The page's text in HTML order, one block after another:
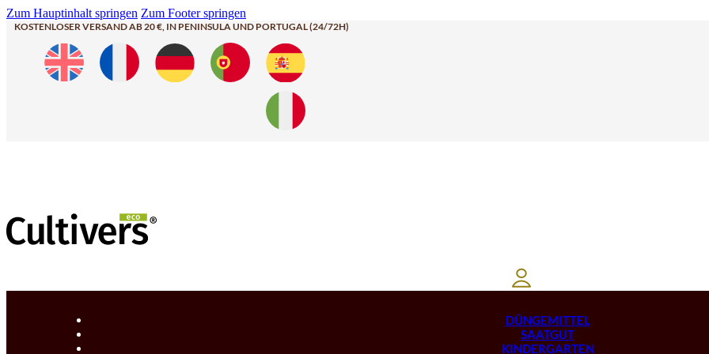
Zum Hauptinhalt springen Zum Footer springen
KOSTENLOSER VERSAND AB 20 €, IN PENINSULA UND PORTUGAL (24/72H)
DÜNGEMITTEL
SAATGUT
KINDERGARTEN